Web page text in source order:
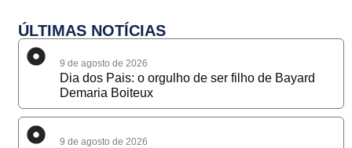
ÚLTIMAS NOTÍCIAS
9 de agosto de 2026
Dia dos Pais: o orgulho de ser filho de Bayard
Demaria Boiteux
9 de agosto de 2026